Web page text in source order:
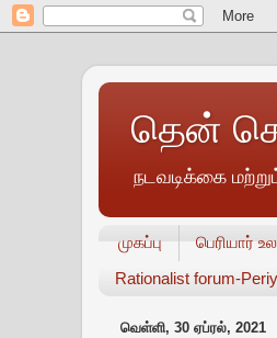
தென்
நடவடிக்கை
முகப்பு பெரியார்
Rationalist forum-
வெள்ளி, 30 ஏப்ரல், 2021